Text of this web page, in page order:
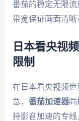
番茄的稳定无限
带宽保证画面清晰
日本看央视
限制
在日本看央视频
急， 番茄加速器同
持影音加速的专